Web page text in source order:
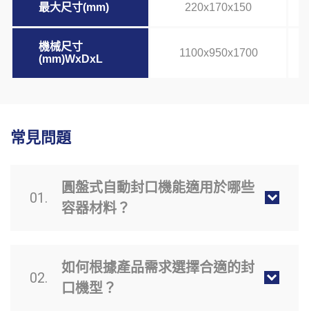
最大尺寸(mm) 220x170x150
機械尺寸
(mm)WxDxL
1100x950x1700
常見問題
01.
圓盤式自動封口機能適用於哪些
容器材料？
02.
如何根據產品需求選擇合適的封
口機型？